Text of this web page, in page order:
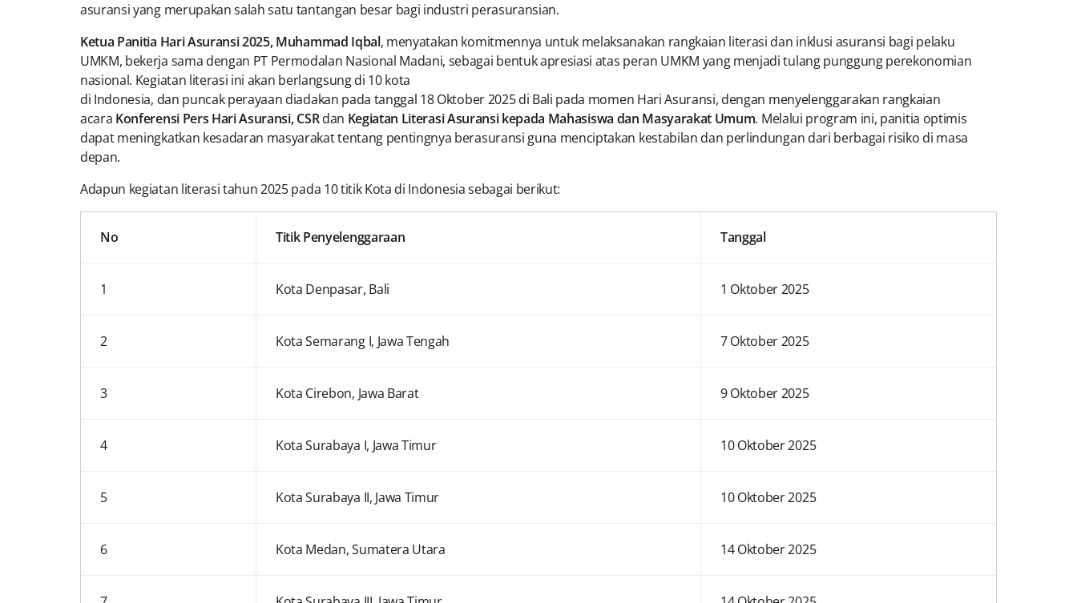
asuransi yang merupakan salah satu tantangan besar bagi industri perasuransian.
Ketua Panitia Hari Asuransi 2025, Muhammad Iqbal, menyatakan komitmennya untuk melaksanakan rangkaian literasi dan inklusi asuransi bagi pelaku
UMKM, bekerja sama dengan PT Permodalan Nasional Madani, sebagai bentuk apresiasi atas peran UMKM yang menjadi tulang punggung perekonomian
nasional. Kegiatan literasi ini akan berlangsung di 10 kota
di Indonesia, dan puncak perayaan diadakan pada tanggal 18 Oktober 2025 di Bali pada momen Hari Asuransi, dengan menyelenggarakan rangkaian
acara Konferensi Pers Hari Asuransi, CSRdan Kegiatan Literasi Asuransi kepada Mahasiswa dan Masyarakat Umum. Melalui program ini, panitia optimis
dapat meningkatkan kesadaran masyarakat tentang pentingnya berasuransi guna menciptakan kestabilan dan perlindungan dari berbagai risiko di masa
depan.
Adapun kegiatan literasi tahun 2025 pada 10 titik Kota di Indonesia sebagai berikut:
No Titik Penyelenggaraan Tanggal
1 Kota Denpasar, Bali 1 Oktober 2025
2 Kota Semarang I, Jawa Tengah 7 Oktober 2025
3 Kota Cirebon, Jawa Barat 9 Oktober 2025
4 Kota Surabaya I, Jawa Timur 10 Oktober 2025
5 Kota Surabaya II, Jawa Timur 10 Oktober 2025
6 Kota Medan, Sumatera Utara 14 Oktober 2025